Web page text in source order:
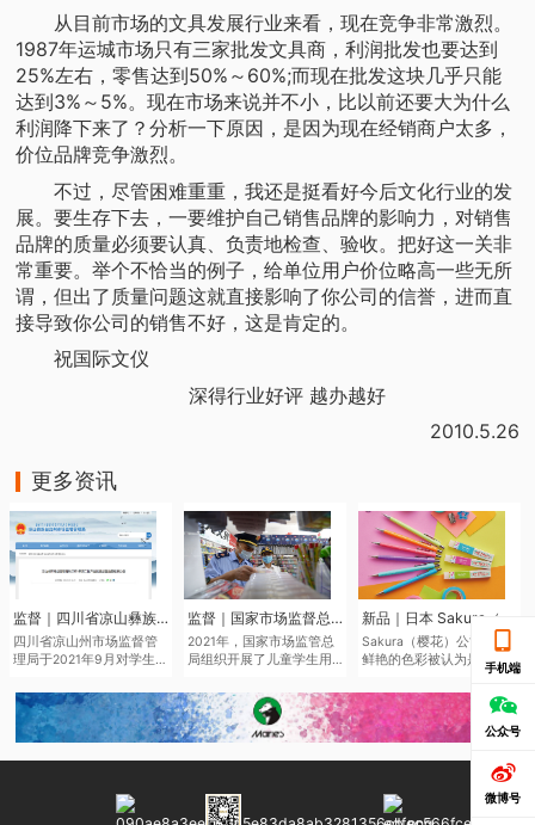
从目前市场的文具发展行业来看，现在竞争非常激烈。
1987年运城市场只有三家批发文具商，利润批发也要达到
25%左右，零售达到50%～60%;而现在批发这块几乎只能
达到3%～5%。现在市场来说并不小，比以前还要大为什么
利润降下来了？分析一下原因，是因为现在经销商户太多，
价位品牌竞争激烈。
不过，尽管困难重重，我还是挺看好今后文化行业的发
展。要生存下去，一要维护自己销售品牌的影响力，对销售
品牌的质量必须要认真、负责地检查、验收。把好这一关非
常重要。举个不恰当的例子，给单位用户价位略高一些无所
谓，但出了质量问题这就直接影响了你公司的信誉，进而直
接导致你公司的销售不好，这是肯定的。
祝国际文仪
深得行业好评 越办越好
2010.5.26
更多资讯
监督｜四川省凉山彝族自治州市场监督管理局于近日发布了2021年第二批产品质量监督抽查结果
四川省凉山州市场监督管
理局于2021年9月对学生文
儿童学生用品开展质量监
督抽查545批次。其中，儿
童学生用品监督抽查307批
监督｜国家市场监督总局通报儿童学生用品产品2021年抽查情况
2021年，国家市场监管总
局组织开展了儿童学生用
查，共抽查了2050家企业
生产的2186批次儿童学生
用品，涉及玩具、童车、
头盔等7种产品。其中，学
生文具抽查不合格率
Sakura（樱花）公司鉴于
鲜艳的色彩被认为是2022
年的色彩趋势，该品牌现
在正在扩大其产品范围，
本次“Sakura Color
Products”新系列包括六种
和三种新的橡皮擦，每种
手机端
公众号
微博号